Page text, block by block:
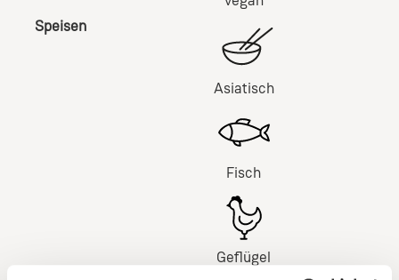
Speisen
Asiatisch
Fisch
Geflügel